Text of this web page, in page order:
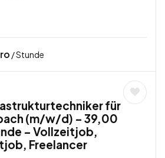
/ Stunde
für
(m/w/d) – 39,00
– Vollzeitjob,
Freelancer